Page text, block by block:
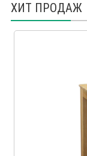
ХИТ ПРОДАЖ